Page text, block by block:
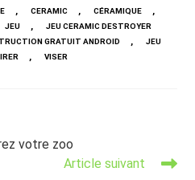
, CERAMIC , CÉRAMIQUE ,
JEU ,
JEU CERAMIC DESTROYER
GRATUIT ANDROID ,
JEU
, VISER
votre zoo
Article suivant